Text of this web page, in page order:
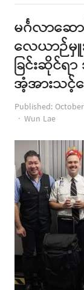
မင်္ဂလာဆ
လေယာဉ်
ခြင်းဆိုင်
အံ့အားသင့်
Published:
Author
Wun Lae